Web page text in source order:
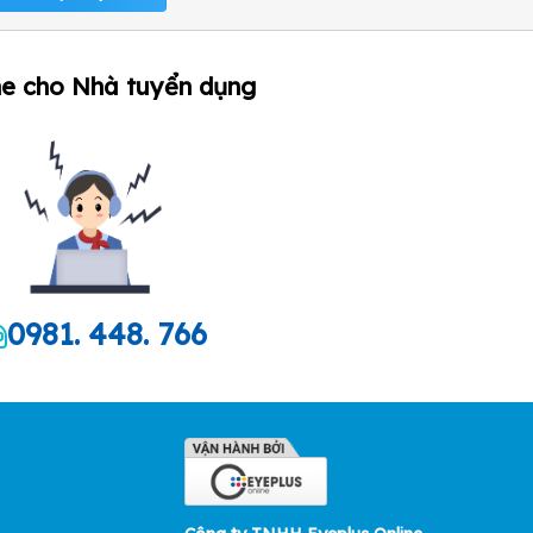
cho Nhà tuyển dụng
0981. 448. 766